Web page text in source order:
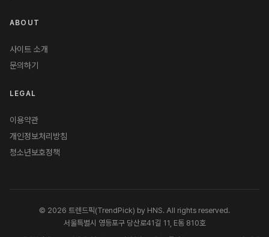
ABOUT
사이트 소개
문의하기
LEGAL
이용약관
개인정보처리방침
청소년보호정책
© 2026 트렌드픽(TrendPick) by HNS. All rights reserved.
서울특별시 영등포구 당산로41길 11, E동 810호